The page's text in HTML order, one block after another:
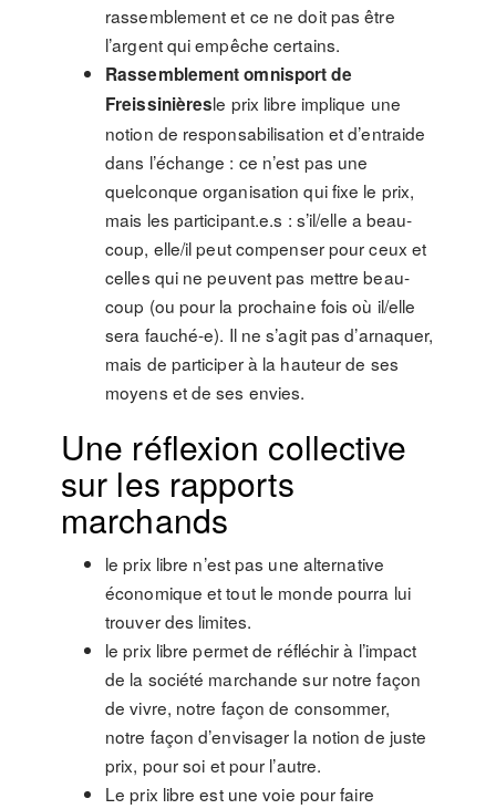
rassemblement et ce ne doit pas être
l’argent qui empêche certains.
Rassemblement omnisport de
Freissinièresle prix libre impli­que une
notion de res­pon­sa­bi­li­sa­tion et d’entraide
dans l’échange : ce n’est pas une
quelconque organisation qui fixe le prix,
mais les participant.e.s : s’il/elle a beau­
coup, elle/il peut com­pen­ser pour ceux et
cel­les qui ne peu­vent pas met­tre beau­
coup (ou pour la pro­chaine fois où il/elle
sera fau­ché-e). Il ne s’agit pas d’arna­quer,
mais de par­ticiper à la hau­teur de ses
moyens et de ses envies.
Une réflexion collective
sur les rapports
marchands
le prix libre n’est pas une alternative
économique et tout le monde pourra lui
trouver des limites.
le prix libre permet de réfléchir à l’impact
de la société marchande sur notre façon
de vivre, notre façon de consommer,
notre façon d’envisager la notion de juste
prix, pour soi et pour l’autre.
Le prix libre est une voie pour faire